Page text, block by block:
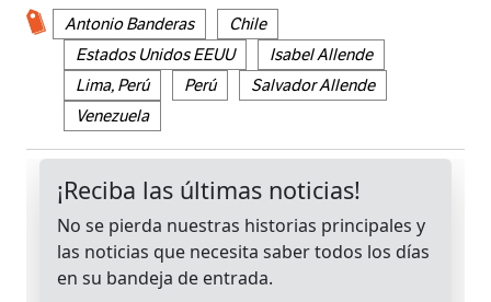
Antonio Banderas
Chile
Estados Unidos EEUU
Isabel Allende
Lima, Perú
Perú
Salvador Allende
Venezuela